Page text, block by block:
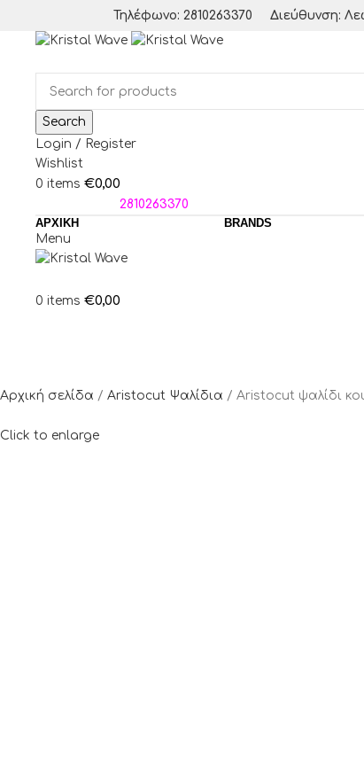
Τηλέφωνο: 2810263370 Διεύθυνση:
Search
Login / Register
Wishlist
0 items €0,00
2810263370
ΑΡΧΙΚΗ
BRANDS
Menu
0 items €0,00
Αρχική σελίδα Aristocut Ψαλίδια Aristocut ψαλίδι
Click to enlarge